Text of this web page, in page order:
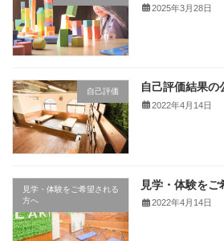
2025年3月28日
自己評価 自己評価結果の
2022年4月14日
見学・体験をご希望される
方へ
見学・体験をご
2022年4月14日